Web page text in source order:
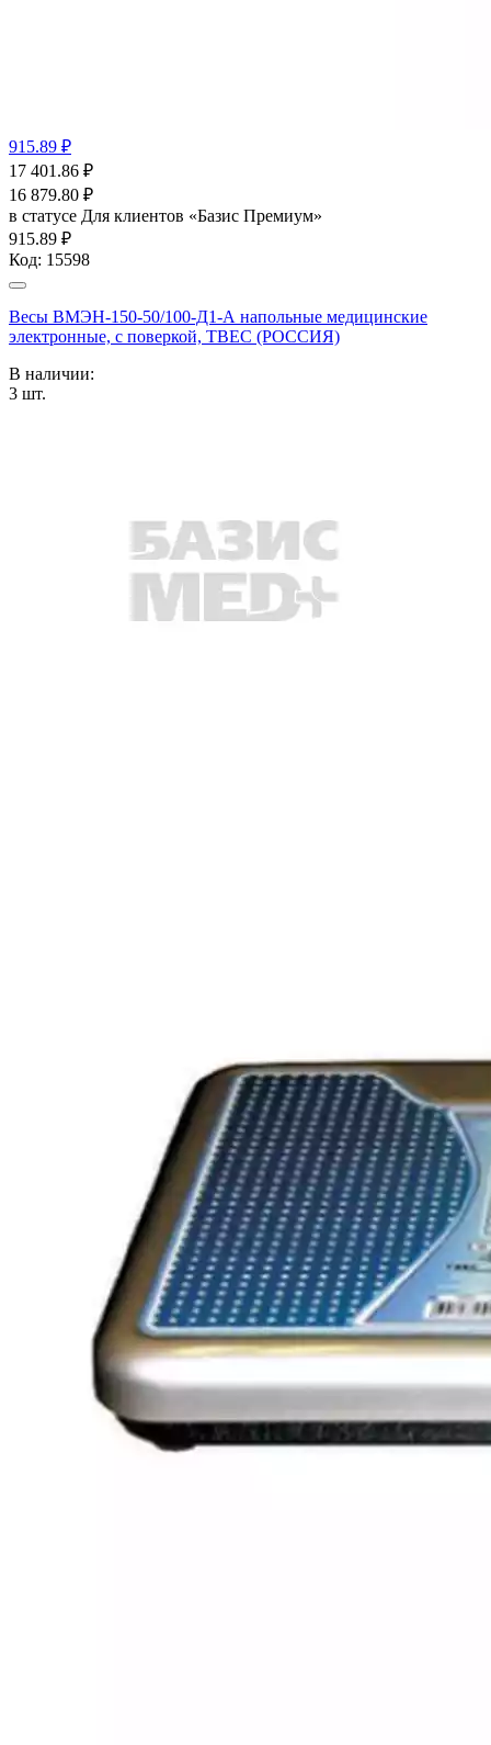
915.89 ₽
17 401.86 ₽
16 879.80 ₽
в статусе Для клиентов «Базис Премиум»
915.89 ₽
Код: 15598
Весы ВМЭН-150-50/100-Д1-А напольные медицинские
электронные, с поверкой, ТВЕС (РОССИЯ)
В наличии:
3 шт.